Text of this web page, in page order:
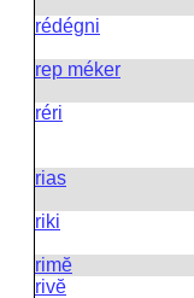
rédégni
rep méker
réri
rias
riki
rimĕ
rivĕ